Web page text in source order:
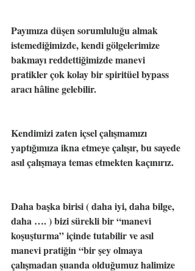
Payımıza düşen sorumluluğu almak
istemediğimizde, kendi gölgelerimize
bakmayı reddettiğimizde manevi
pratikler çok kolay bir spiritüel bypass
aracı hâline gelebilir.
Kendimizi zaten içsel çalışmamızı
yaptığımıza ikna etmeye çalışır, bu sayede
asıl çalışmaya temas etmekten kaçınırız.
Daha başka birisi ( daha iyi, daha bilge,
daha …. ) bizi sürekli bir “manevi
koşuşturma” içinde tutabilir ve asıl
manevi pratiğin “bir şey olmaya
çalışmadan şuanda olduğumuz halimize